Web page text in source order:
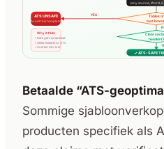
Betaalde “ATS-
Sommige
producten specifiek als